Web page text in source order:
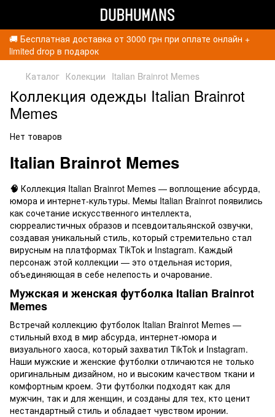
🚚 Бесплатная доставка от 3000 грн при оплате онлайн +
limited drop в подарок
Каталог Колекции Italian Brainrot Memes
Коллекция одежды Italian Brainrot
Memes
Нет товаров
Italian Brainrot Memes
🧠 Коллекция Italian Brainrot Memes — воплощение абсурда,
юмора и интернет-культуры. Мемы Italian Brainrot появились
как сочетание искусственного интеллекта,
сюрреалистичных образов и псевдоитальянской озвучки,
создавая уникальный стиль, который стремительно стал
вирусным на платформах TikTok и Instagram. Каждый
персонаж этой коллекции — это отдельная история,
объединяющая в себе нелепость и очарование.
Мужская и женская футболка Italian Brainrot
Memes
Встречай коллекцию футболок Italian Brainrot Memes —
стильный вход в мир абсурда, интернет-юмора и
визуального хаоса, который захватил TikTok и Instagram.
Наши мужские и женские футболки отличаются не только
оригинальным дизайном, но и высоким качеством ткани и
комфортным кроем. Эти футболки подходят как для
мужчин, так и для женщин, и созданы для тех, кто ценит
нестандартный стиль и обладает чувством иронии.